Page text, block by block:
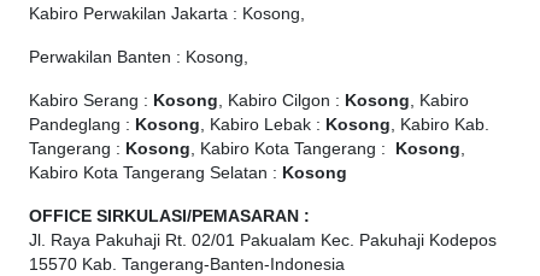
Kabiro Perwakilan Jakarta : Kosong,
Perwakilan Banten : Kosong,
Kabiro Serang : Kosong, Kabiro Cilgon : Kosong, Kabiro
Pandeglang : Kosong, Kabiro Lebak : Kosong, Kabiro Kab.
Tangerang : Kosong, Kabiro Kota Tangerang : Kosong,
Kabiro Kota Tangerang Selatan : Kosong
OFFICE SIRKULASI/PEMASARAN :
Jl. Raya Pakuhaji Rt. 02/01 Pakualam Kec. Pakuhaji Kodepos
15570 Kab. Tangerang-Banten-Indonesia